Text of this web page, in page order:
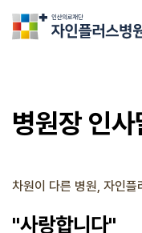
병원장 인사
차원이 다른 병원, 자인플
"사랑합니다"